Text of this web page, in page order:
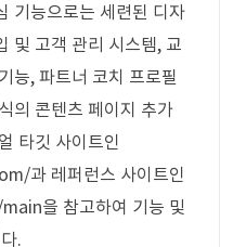
기능으로는 세련된 디자
및 고객 관리 시스템, 교
능, 파트너 코치 프로필
의 콘텐츠 페이지 추가
타깃 사이트인
과 레퍼런스 사이트인
을 참고하여 기능 및
.